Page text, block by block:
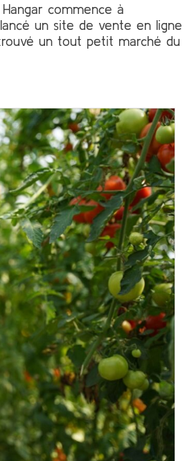
commence à
un site de vente en ligne
un tout petit marché du